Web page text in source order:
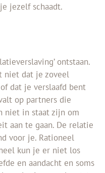
jezelf schaadt.
ontstaan.
niet dat je zoveel
dat je verslaafd bent
op partners die
niet in staat zijn om
aan te gaan. De relatie
voor je. Rationeel
kun je er niet los
en aandacht en soms